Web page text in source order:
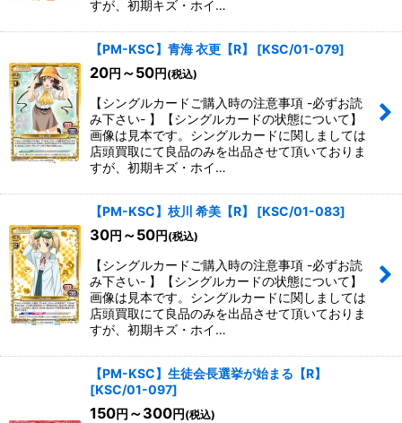
すが、初期キズ・ホイ…
【PM-KSC】青海 衣更【R】 [KSC/01-079]
20円 ～50円 (税込)
【シングルカードご購入時の注意事項 -必ずお読
み下さい- 】【シングルカードの状態について】
画像は見本です。シングルカードに関しましては
店頭買取にて良品のみを出品させて頂いておりま
すが、初期キズ・ホイ…
【PM-KSC】枝川 希美【R】 [KSC/01-083]
30円 ～50円 (税込)
【シングルカードご購入時の注意事項 -必ずお読
み下さい- 】【シングルカードの状態について】
画像は見本です。シングルカードに関しましては
店頭買取にて良品のみを出品させて頂いておりま
すが、初期キズ・ホイ…
【PM-KSC】生徒会長選挙が始まる【R】
[KSC/01-097]
150円 ～300円 (税込)